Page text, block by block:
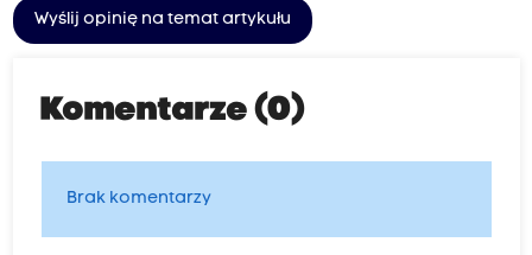
Wyślij opinię na temat artykułu
Komentarze (0)
Brak komentarzy